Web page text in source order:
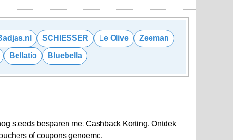
SCHIESSER Le Olive Zeeman
Bellatio Bluebella
steeds besparen met Cashback Korting. Ontdek
of coupons genoemd.